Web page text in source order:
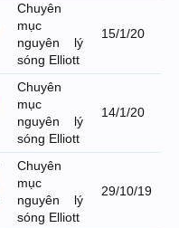
Chuyên
mục
nguyên lý
sóng Elliott
15/1/20
Chuyên
mục
nguyên lý
sóng Elliott
14/1/20
Chuyên
mục
nguyên lý
sóng Elliott
29/10/19